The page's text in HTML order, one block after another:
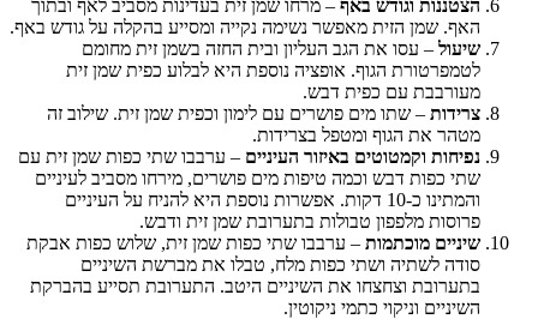
הצטננות וגודש באף– מרחו שמן זית בעדינות מסביב לאף ובתוך
האף. שמן הזית מאפשר נשימה נקייה ומסייע בהקלה על גודש באף.
שיעול– עסו את הגב העליון ובית החזה בשמן זית מחומם
לטמפרטורת הגוף. אופציה נוספת היא לבלוע כפית שמן זית
מעורבבת עם כפית דבש.
צרידות – שתו מים פושרים עם לימון וכפית שמן זית. שילוב זה
מטהר את הגוף ומטפל בצרידות.
נפיחות וקמטוטים באיזור העיניים– ערבבו שתי כפות שמן זית עם
שתי כפות דבש וכמה טיפות מים פושרים, מירחו מסביב לעיניים
והמתינו כ-10 דקות. אפשרות נוספת היא להניח על העיניים
פרוסות מלפפון טבולות בתערובת שמן זית ודבש.
שיניים מוכתמות– ערבבו שתי כפות שמן זית, שלוש כפות אבקת
סודה לשתיה ושתי כפות מלח, טבלו את מברשת השיניים
בתערובת וצחצחו את השיניים היטב. התערובת תסייע בהברקת
השיניים וניקוי כתמי ניקוטין.